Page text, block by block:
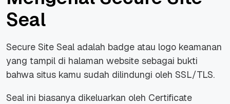
Seal
Secure Site Seal adalah badge atau logo keamanan
yang tampil di halaman website sebagai bukti
bahwa situs kamu sudah dilindungi oleh SSL/TLS.
Seal ini biasanya dikeluarkan oleh Certificate